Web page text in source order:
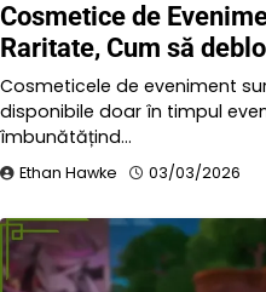
Cosmetice de
Raritate, Cum să
Cosmeticele de eveniment
disponibile doar în timpul
îmbunătățind…
Ethan Hawke 03/03/2026